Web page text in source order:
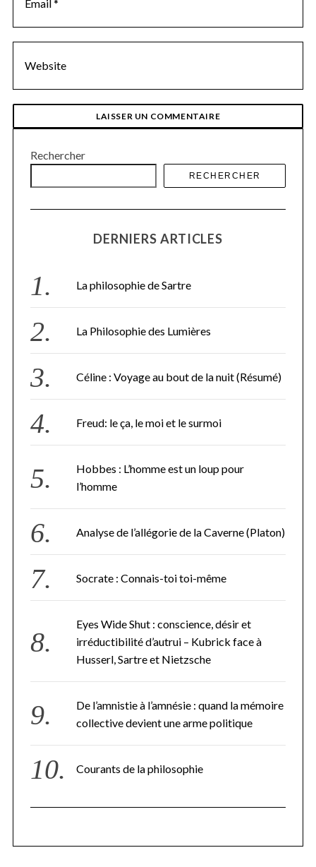
Rechercher
RECHERCHER
DERNIERS ARTICLES
La philosophie de Sartre
La Philosophie des Lumières
Céline : Voyage au bout de la nuit (Résumé)
Freud: le ça, le moi et le surmoi
Hobbes : L’homme est un loup pour
l’homme
Analyse de l’allégorie de la Caverne (Platon)
Socrate : Connais-toi toi-même
Eyes Wide Shut : conscience, désir et
irréductibilité d’autrui – Kubrick face à
Husserl, Sartre et Nietzsche
De l’amnistie à l’amnésie : quand la mémoire
collective devient une arme politique
Courants de la philosophie